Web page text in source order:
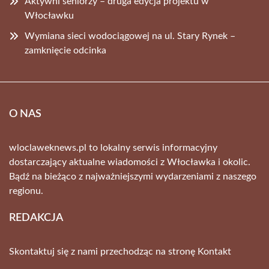
Włocławku
Wymiana sieci wodociągowej na ul. Stary Rynek –
zamknięcie odcinka
O NAS
wloclaweknews.pl to lokalny serwis informacyjny
dostarczający aktualne wiadomości z Włocławka i okolic.
Bądź na bieżąco z najważniejszymi wydarzeniami z naszego
regionu.
REDAKCJA
Skontaktuj się z nami przechodząc na stronę Kontakt